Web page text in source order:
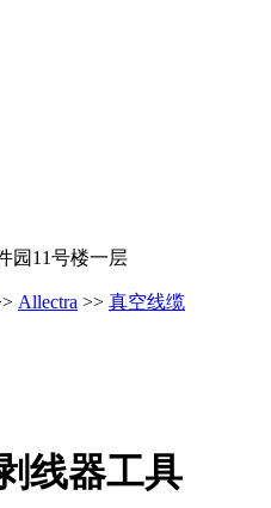
园11号楼一层
Allectra >> 真空线缆
线器工具